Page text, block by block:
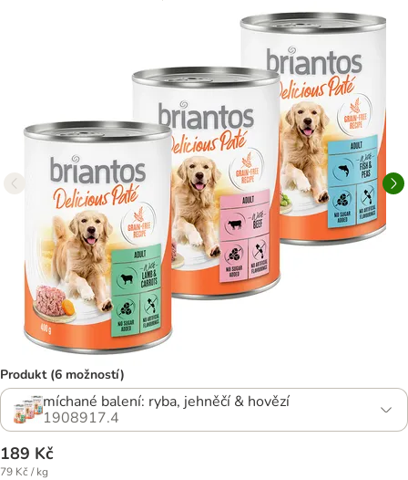
Produkt (6 možností)
míchané balení: ryba, jehněčí & hovězí
1908917.4
189 Kč
79 Kč / kg